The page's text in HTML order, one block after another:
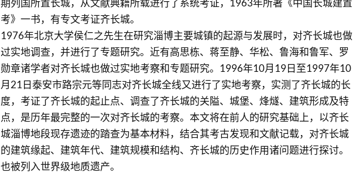
期列国所置长城，从文献典籍所载进行了系统考证，1963年所著《中国长城建置
考》一书，有专文考证齐长城。
1976年北京大学侯仁之先生在研究淄博主要城镇的起源与发展时，对齐长城也做
过实地调查，并进行了专题研究。近有高思栋、蒋至静、华松、鲁海和鲁军、罗
勋章诸学者对齐长城也做过实地考察和专题研究。1996年10月19日至1997年10
月21日泰安市路宗元等同志对齐长城全线又进行了实地考察，实测了齐长城的长
度，考证了齐长城的起止点、调查了齐长城的关隘、城堡、烽燧、建筑形成及特
点，是历年最完整的一次对齐长城的考察。本文将在前人的研究基础上，以齐长
城淄博地段现存遗迹的踏查为基本材料，结合其考古发现和文献记载，对齐长城
的建筑缘起、建筑年代、建筑规模和结构、齐长城的历史作用诸问题进行探讨。
也被列入世界级地质遗产。